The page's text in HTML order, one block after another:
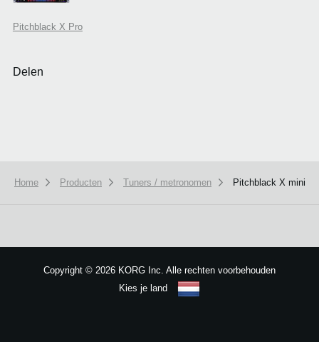
Pitchblack X Pro
Delen
Home Producten Tuners / metronomen Pitchblack X mini
Copyright © 2026 KORG Inc. Alle rechten voorbehouden
Kies je land